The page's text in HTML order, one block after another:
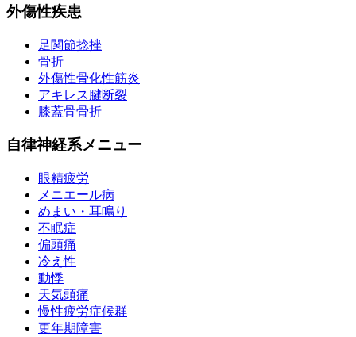
外傷性疾患
足関節捻挫
骨折
外傷性骨化性筋炎
アキレス腱断裂
膝蓋骨骨折
自律神経系メニュー
眼精疲労
メニエール病
めまい・耳鳴り
不眠症
偏頭痛
冷え性
動悸
天気頭痛
慢性疲労症候群
更年期障害